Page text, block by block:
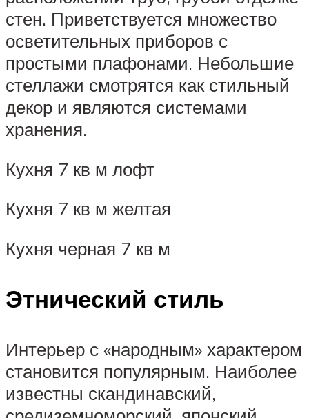
стен. Приветствуется множество
осветительных приборов с
простыми плафонами. Небольшие
стеллажи смотрятся как стильный
декор и являются системами
хранения.
Кухня 7 кв м лофт
Кухня 7 кв м желтая
Кухня черная 7 кв м
Этнический стиль
Интерьер с «народным» характером
становится популярным. Наиболее
известны скандинавский,